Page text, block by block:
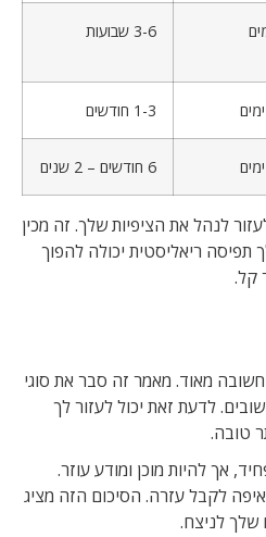
3-6 שבועות
1-3 חודשים
6 חודשים – 2 שנים
לנהל את הציפיות שלך. זה מכין
תפיסה ריאליסטית יכולה להפוך
קל.
מאוד. מאמר זה סבר את סוגי
לדעת זאת יכול לעזור לך
טובה.
אך להיות מוכן ומודע עוזר.
לקבל עזרה. הסיכום הזה מציג
שלך לניצח.